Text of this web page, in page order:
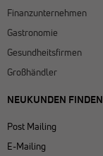
Finanzunternehmen
Gastronomie
Gesundheitsfirmen
Großhändler
NEUKUNDEN FINDEN
Post Mailing
E-Mailing